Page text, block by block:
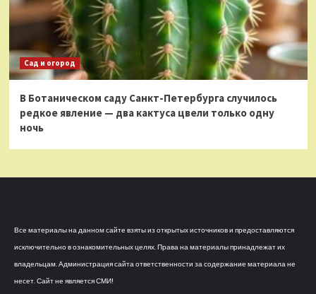
Сад и огород
В Ботаническом саду Санкт-Петербурга случилось
редкое явление — два кактуса цвели только одну
ночь
Все материалы на данном сайте взяты из открытых источников и предоставляются
исключительно в ознакомительных целях. Права на материалы принадлежат их
владельцам. Администрация сайта ответственности за содержание материала не
несет. Сайт не является СМИ!